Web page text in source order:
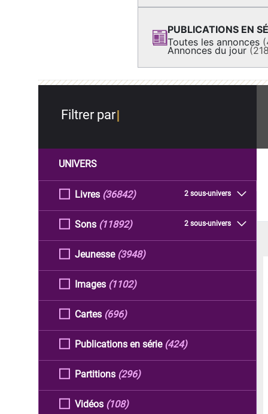
PUBLICATIONS EN
Toutes les annonces
Annonces du jour
Filtrer par
UNIVERS
Livres 2 sous-univers
(36842)
Sons 2 sous-univers
(11892)
Jeunesse (3948)
Images (1102)
Cartes (696)
Publications en série (424)
Partitions (296)
Vidéos (108)